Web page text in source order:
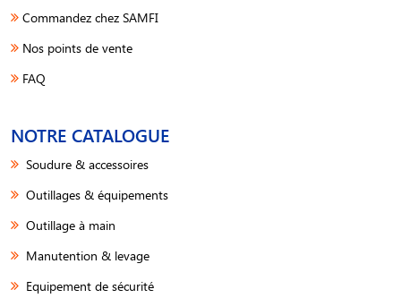
Commandez chez SAMFI
Nos points de vente
FAQ
NOTRE CATALOGUE
Soudure & accessoires
Outillages & équipements
Outillage à main
Manutention & levage
Equipement de sécurité